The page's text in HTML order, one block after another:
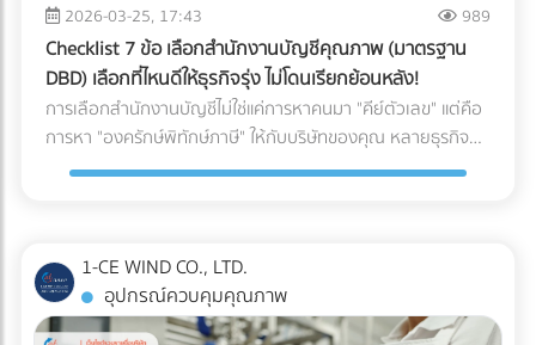
2026-03-25, 17:43 989
Checklist 7 ข้อ เลือกสำนักงานบัญชีคุณภาพ (มาตรฐาน
DBD) เลือกที่ไหนดีให้ธุรกิจรุ่ง ไม่โดนเรียกย้อนหลัง!
การเลือกสำนักงานบัญชีไม่ใช่แค่การหาคนมา "คีย์ตัวเลข" แต่คือ
การหา "องครักษ์พิทักษ์ภาษี" ให้กับบริษัทของคุณ หลายธุรกิจ
ต้องปิดตัวลงหรือเสียกำไรมหาศาลเพียงเพราะการจัดการบัญชีที่
คุ้มค่าและปลอดภัยที่สุด
1-CE WIND CO., LTD.
อุปกรณ์ควบคุมคุณภาพ